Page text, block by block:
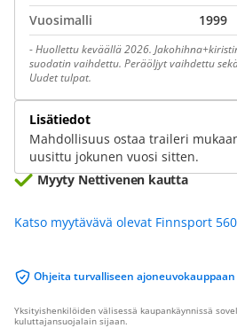
Vuosimalli
1999
-Huollettu keväällä 2026.
suodatin vaihdettu. Peräöljyt vaihdettu
Uudet tulpat.
Lisätiedot
Mahdollisuus ostaa traileri
uusittu jokunen vuosi sitten.
Myyty Nettivenen kautta
Katso myytävävä olevat Finnsport
Ohjeita turvalliseen ajoneuvokauppaan
Yksityishenkilöiden välisessä kaupankäynnissä
kuluttajansuojalain sijaan.